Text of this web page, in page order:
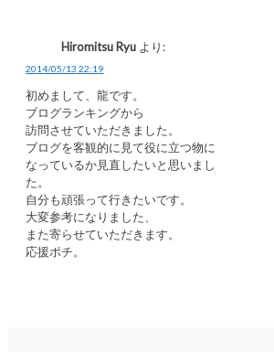
Hiromitsu Ryu より:
2014/05/13 22:19
初めまして、龍です。
ブログランキングから
訪問させていただきました。
ブログを客観的に見て役に立つ物に
なっているか見直したいと思いまし
た。
自分も頑張って行きたいです。
大変参考になりました、
また寄らせていただきます。
応援ポチ。